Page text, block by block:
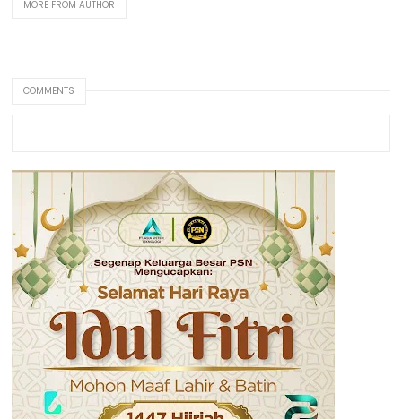
MORE FROM AUTHOR
COMMENTS